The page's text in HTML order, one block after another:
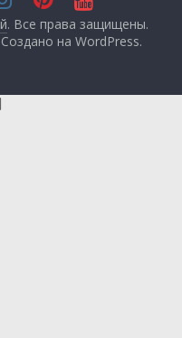
. Все права защищены.
Создано наWordPress.